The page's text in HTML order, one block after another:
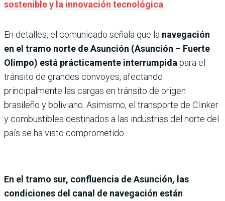
sostenible y la innovación tecnológica
En detalles, el comunicado señala que la navegación
en el tramo norte de Asunción (Asunción – Fuerte
Olimpo) está prácticamente interrumpida para el
tránsito de grandes convoyes, afectando
principalmente las cargas en tránsito de origen
brasileño y boliviano. Asimismo, el transporte de Clinker
y combustibles destinados a las industrias del norte del
país se ha visto comprometido.
En el tramo sur, confluencia de Asunción, las
condiciones del canal de navegación están